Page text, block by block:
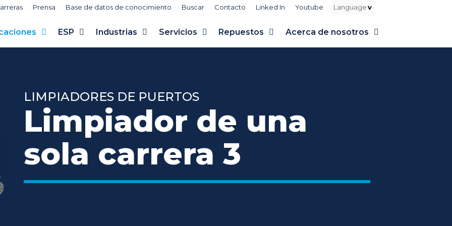
Prensa Base de datos de conocimiento Buscar Contacto Linked In Youtube
ESP Industrias Servicios Repuestos Acerca de nosotros
LIMPIADORES DE PUERTOS
Limpiador de una
sola carrera 3